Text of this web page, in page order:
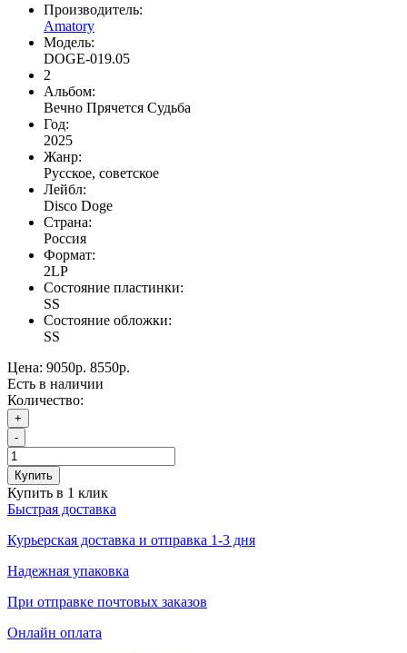
Производитель:
Amatory
Модель:
DOGE-019.05
2
Альбом:
Вечно Прячется Судьба
Год:
2025
Жанр:
Русское, советское
Лейбл:
Disco Doge
Страна:
Россия
Формат:
2LP
Состояние пластинки:
SS
Состояние обложки:
SS
Цена: 9050р. 8550р.
Есть в наличии
Количество:
+
-
Купить
Купить в 1 клик
Быстрая доставка
Курьерская доставка и отправка 1-3 дня
Надежная упаковка
При отправке почтовых заказов
Онлайн оплата